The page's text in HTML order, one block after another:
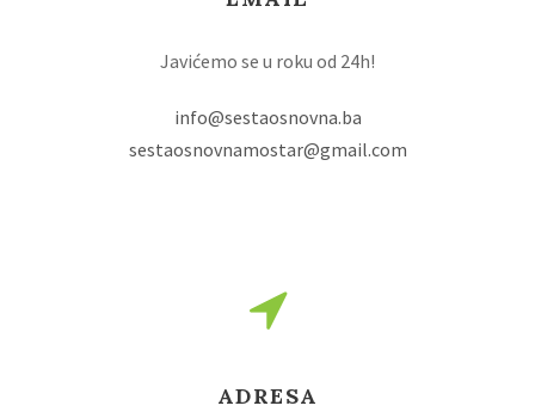
Javićemo se u roku od 24h!
info@sestaosnovna.ba
sestaosnovnamostar@gmail.com
ADRESA